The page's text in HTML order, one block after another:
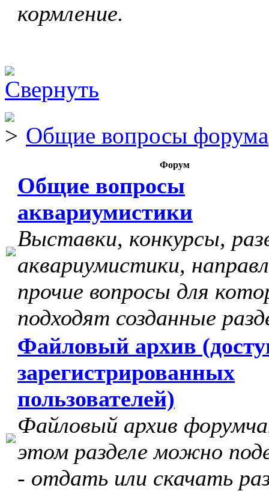
кормление.
Общие вопросы форума
Форум
Общие вопросы
аквариумистики
Выставки, конкурсы,
аквариумистики,
прочие вопросы для
подходят созданные
Файловый архив
зарегистрированных
пользователей)
Файловый архив
этом разделе можно
- отдать или скачать